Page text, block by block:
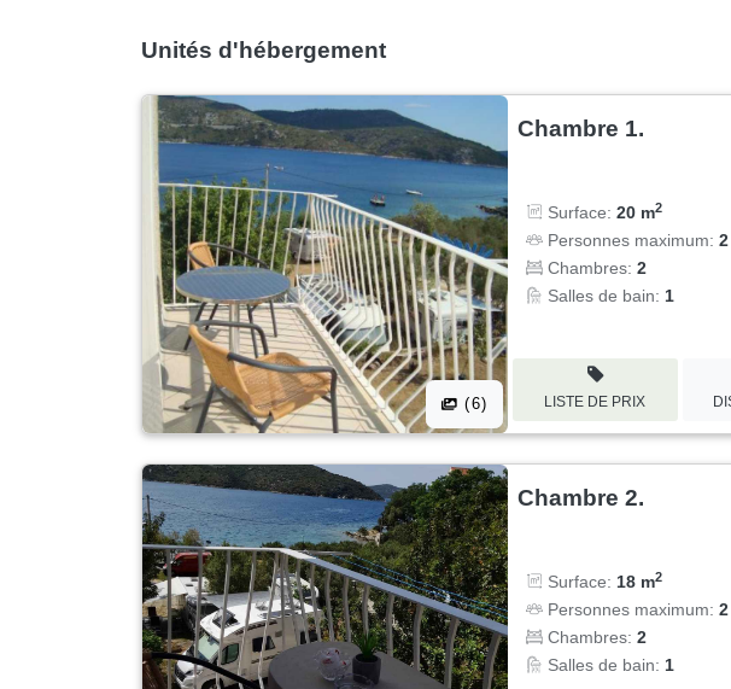
Unités d'hébergement
(6)
Chambre 1.
Surface:20 m2
Personnes maximum:2
Chambres:2
Salles de bain: 1
LISTE DE PRIX
Chambre 2.
Surface: 18 m2
Personnes maximum:2
Chambres:2
Salles de bain: 1